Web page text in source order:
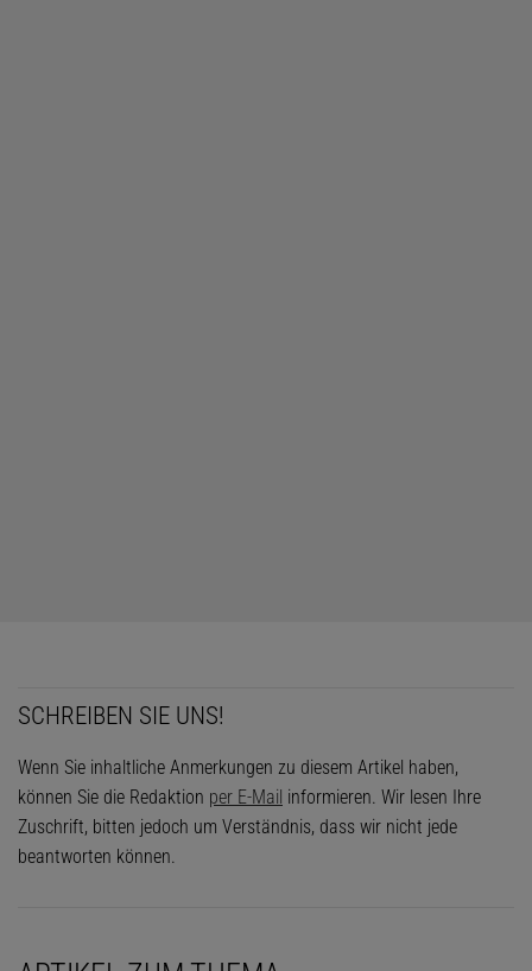
Das könnte Sie auch interessieren:
Viren
SCHREIBEN SIE UNS!
Wenn Sie inhaltliche Anmerkungen zu diesem Artikel haben,
können Sie die Redaktion per E-Mail informieren. Wir lesen Ihre
Zuschrift, bitten jedoch um Verständnis, dass wir nicht jede
beantworten können.